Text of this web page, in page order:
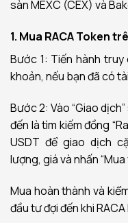
sàn MEXC (CEX) và
1. Mua RACA Token
Bước 1: Tiến hành
khoản, nếu bạn đã có
Bước 2: Vào “Giao
đến là tìm kiếm đồng
USDT để giao dịch
lượng, giá và nhấn “Mua
Mua hoàn thành và
đầu tư đợi đến khi